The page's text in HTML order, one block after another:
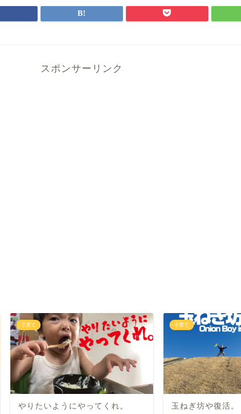
スポンサーリンク
子育て
やりたいようにやってくれ。
子育て
玉ねぎ坊や復活。